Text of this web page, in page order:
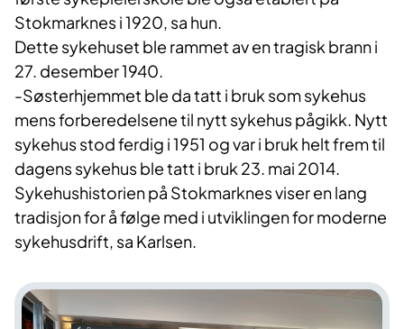
Stokmarknes i 1920, sa hun.
Dette sykehuset ble rammet av en tragisk brann i
27. desember 1940.
-Søsterhjemmet ble da tatt i bruk som sykehus
mens forberedelsene til nytt sykehus pågikk. Nytt
sykehus stod ferdig i 1951 og var i bruk helt frem til
dagens sykehus ble tatt i bruk 23. mai 2014.
Sykehushistorien på Stokmarknes viser en lang
tradisjon for å følge med i utviklingen for moderne
sykehusdrift, sa Karlsen.